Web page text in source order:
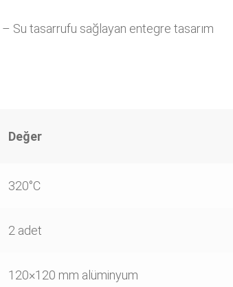
– Su tasarrufu sağlayan entegre tasarım
Değer
320°C
2 adet
120×120 mm alüminyum